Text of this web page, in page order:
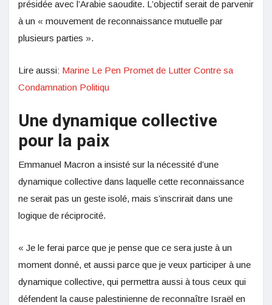
présidée avec l’Arabie saoudite. L’objectif serait de parvenir
à un « mouvement de reconnaissance mutuelle par
plusieurs parties ».
Lire aussi: Marine Le Pen Promet de Lutter Contre sa
Condamnation Politiqu
Une dynamique collective
pour la paix
Emmanuel Macron a insisté sur la nécessité d’une
dynamique collective dans laquelle cette reconnaissance
ne serait pas un geste isolé, mais s’inscrirait dans une
logique de réciprocité.
« Je le ferai parce que je pense que ce sera juste à un
moment donné, et aussi parce que je veux participer à une
dynamique collective, qui permettra aussi à tous ceux qui
défendent la cause palestinienne de reconnaître Israël en